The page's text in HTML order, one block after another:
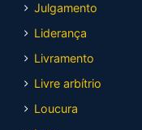
Julgamento
Liderança
Livramento
Livre arbítrio
Loucura